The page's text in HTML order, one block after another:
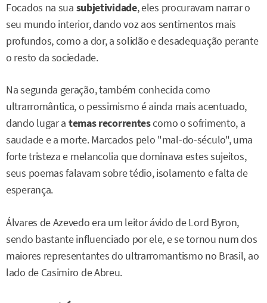
Focados na sua subjetividade, eles procuravam narrar o
seu mundo interior, dando voz aos sentimentos mais
profundos, como a dor, a solidão e desadequação perante
o resto da sociedade.
Na segunda geração, também conhecida como
ultrarromântica, o pessimismo é ainda mais acentuado,
dando lugar a temas recorrentescomo o sofrimento, a
saudade e a morte. Marcados pelo "mal-do-século", uma
forte tristeza e melancolia que dominava estes sujeitos,
seus poemas falavam sobre tédio, isolamento e falta de
esperança.
Álvares de Azevedo era um leitor ávido de Lord Byron,
sendo bastante influenciado por ele, e se tornou num dos
maiores representantes do ultrarromantismo no Brasil, ao
lado de Casimiro de Abreu.